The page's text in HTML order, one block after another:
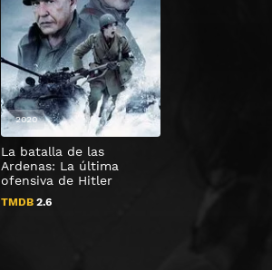
La batalla de las
Ardenas: La última
ofensiva de Hitler
TMDB2.6
2020